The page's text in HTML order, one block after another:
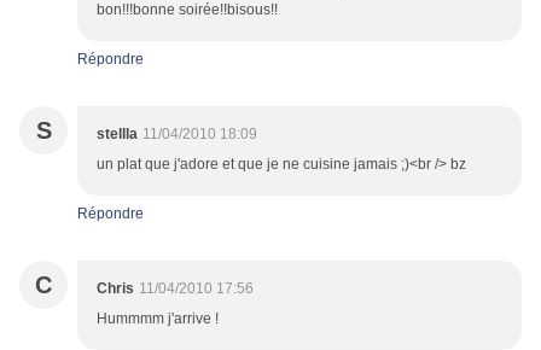
bon!!!bonne soirée!!bisous!!
Répondre
S stellla 11/04/2010 18:09
un plat que j'adore et que je ne cuisine jamais ;)<br /> bz
Répondre
C Chris 11/04/2010 17:56
Hummmm j'arrive !